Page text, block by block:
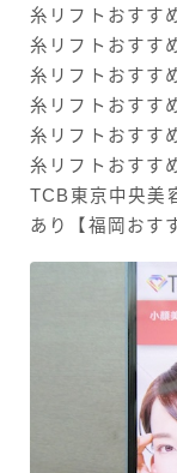
糸リフトおすす
糸リフトおすす
糸リフトおすす
糸リフトおすす
糸リフトおすす
糸リフトおすす
TCB東京中央美
あり【福岡おす